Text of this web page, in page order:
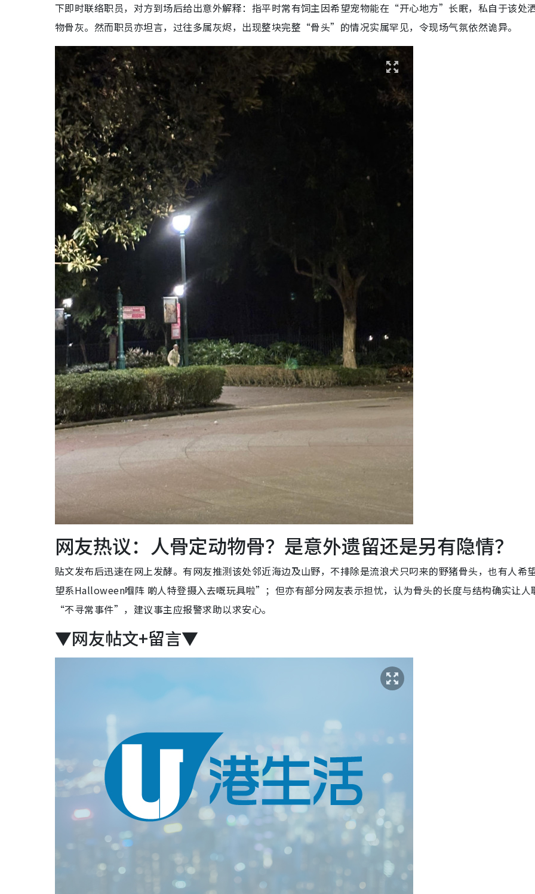
下即时联络职员，对方到场后给出意外解释：指平时常有饲主因希望宠物能在“开心地方”长眠，私自于该处
物骨灰。然而职员亦坦言，过往多属灰烬，出现整块完整“骨头”的情况实属罕见，令现场气氛依然诡异。
网友热议：人骨定动物骨？是意外遗留还是另有隐情？
贴文发布后迅速在网上发酵。有网友推测该处邻近海边及山野，不排除是流浪犬只叼来的野猪骨头，也有人希
望系Halloween嗰阵 啲人特登摄入去嘅玩具啦”；但亦有部分网友表示担忧，认为骨头的长度与结构确实让人
“不寻常事件”，建议事主应报警求助以求安心。
▼网友帖文+留言▼